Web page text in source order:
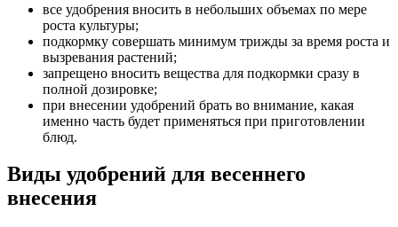
все удобрения вносить в небольших объемах по мере
роста культуры;
подкормку совершать минимум трижды за время роста и
вызревания растений;
запрещено вносить вещества для подкормки сразу в
полной дозировке;
при внесении удобрений брать во внимание, какая
именно часть будет применяться при приготовлении
блюд.
Виды удобрений для весеннего
внесения